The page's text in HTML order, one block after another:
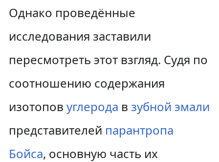
Однако проведённые
исследования заставили
пересмотреть этот взгляд. Судя по
соотношению содержания
изотопов углерода в зубной эмали
представителей парантропа
Бойса, основную часть их